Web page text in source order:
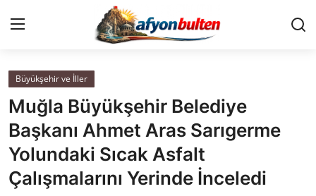
Anasayfa
Cumhurbaşkanlığı
Genel Merkez
Büyükşehir ve İller
Muğla Büyükşehir Belediye
Başkanı Ahmet Aras Sarıgerme
Yolundaki Sıcak Asfalt
Çalışmalarını Yerinde İnceledi